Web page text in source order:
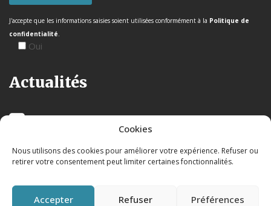
Cookies
Nous utilisons des cookies pour améliorer votre expérience. Refuser ou
retirer votre consentement peut limiter certaines fonctionnalités.
Accepter Refuser Préférences
J'accepte que les informations saisies soient utilisées conformément à la Politique de
confidentialité
Oui
Actualités
Mentions légales Politique de confidentialité|© 2026